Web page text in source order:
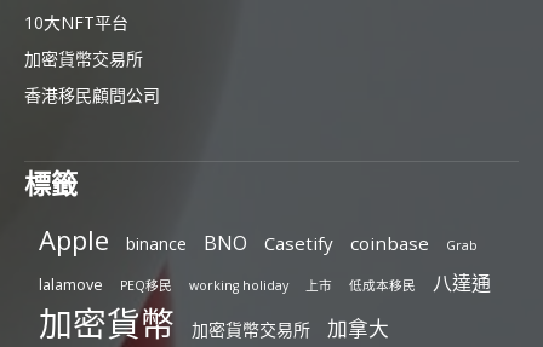
10大NFT平台
加密貨幣交易所
香港移民顧問公司
標籤
Apple binance BNO Casetify coinbase Grab
lalamove PEQ移民 working holiday 上市 低成本移民 八達通
加密貨幣 加密貨幣交易所 加拿大